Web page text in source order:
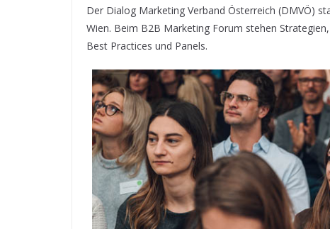
Der Dialog Marketing Verband Österreich (DMVÖ)
Wien. Beim B2B Marketing Forum stehen
Best Practices und Panels.